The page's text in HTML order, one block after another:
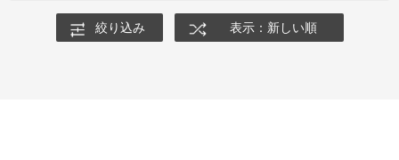
絞り込み 表示：新しい順